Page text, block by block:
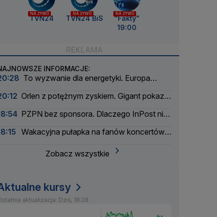
NA ŻYWO
TVN24
NA ŻYWO
TVN24 BiS
NA ŻYWO
"Fakty"
19:00
INFORMACJE:
To wyzwanie dla energetyki. Europa
Orlen z potężnym zyskiem. Gigant pokazał
PZPN bez sponsora. Dlaczego InPost nie
Wakacyjna pułapka na fanów koncertów.
Zobacz wszystkie
kursy
aktualizacja: Dziś, 18:28